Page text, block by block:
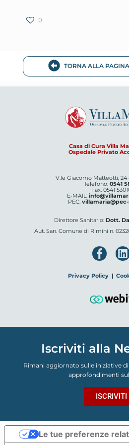
0
TORNA ALLA
Casa di Cura Villa
Ospedale Privato
V.le Giacomo Matteotti, 24
Telefono: 0541
Fax: 0541
E-MAIL:
PEC:
Direttore Sanitario: Dott.
Aut. San. Comune di Rimini n.
Privacy Policy |
Iscriviti alla
Rimani aggiornato sulle iniziative
approfondimenti
ISCRIVITI
Le tue preferenze